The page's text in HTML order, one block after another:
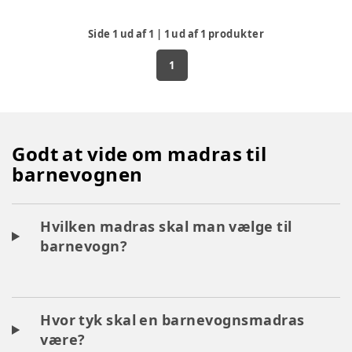
Side 1 ud af1 | 1 ud af1 produkter
1
Godt at vide om madras til
barnevognen
Hvilken madras skal man vælge til
barnevogn?
Hvor tyk skal en barnevognsmadras
være?